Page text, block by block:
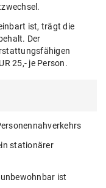
ist, trägt die
Der
25,- je Person.
stationärer
ist